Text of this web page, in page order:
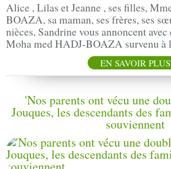
Alice , Lilas et Jeanne , ses filles,
BOAZA, sa maman, ses frères, ses
nièces, Sandrine vous annoncent
Moha med HADJ-BOAZA survenu à
EN SAVOIR PLUS
'Nos parents ont vécu une
Jouques, les descendants des
souviennent